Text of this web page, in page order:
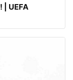
| UEFA